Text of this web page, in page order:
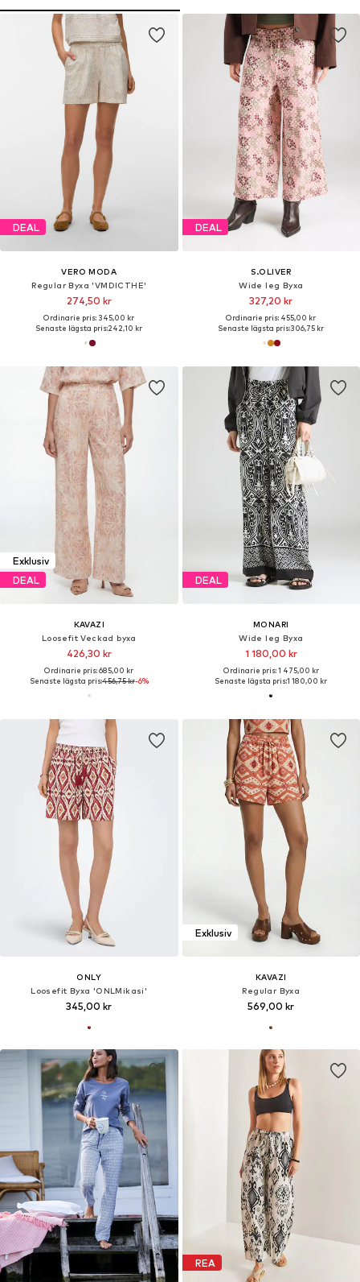
DEAL
VERO MODA
Regular Byxa 'VMDICTHE'
274,50 kr
Ordinarie pris: 345,00 kr
Senaste lägsta pris:242,10 kr
DEAL
S.OLIVER
Wide leg Byxa
327,20 kr
Ordinarie pris: 455,00 kr
Senaste lägsta pris:306,75 kr
Exklusiv
DEAL
KAVAZI
Loosefit Veckad byxa
426,30 kr
Ordinarie pris: 685,00 kr
Senaste lägsta pris:456,75 kr-6%
DEAL
MONARI
Wide leg Byxa
1 180,00 kr
Ordinarie pris: 1 475,00 kr
Senaste lägsta pris:1 180,00 kr
ONLY
Loosefit Byxa 'ONLMikasi'
345,00 kr
Exklusiv
KAVAZI
Regular Byxa
569,00 kr
REA